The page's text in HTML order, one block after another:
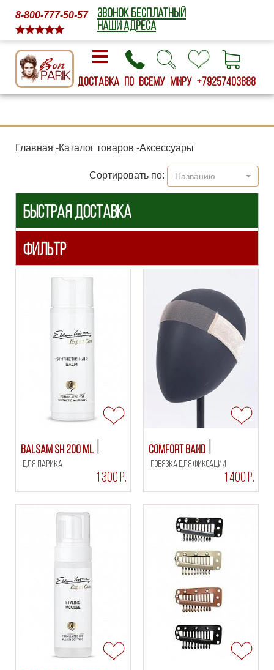
8-800-777-50-57
ЗВОНОК БЕСПЛАТНЫЙ
НАШИ АДРЕСА
Доставка по всему миру +79257403888
Главная -Каталог товаров -Аксессуары
Сортировать по: Названию
БЫСТРАЯ ДОСТАВКА
ФИЛЬТР
Balsam SH 200 ml
для парика
1 300 Р.
Comfort Band
повязка для фиксации
1 400 Р.